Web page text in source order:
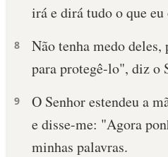
TEMAS
PERGUNTE À BÍBLIA
QUEM SOMOS
irá e dirá tudo o que eu
8
Não tenha medo
para protegê-lo", diz o
9
O Senhor estendeu a
e disse-me: "Agora
minhas palavras.